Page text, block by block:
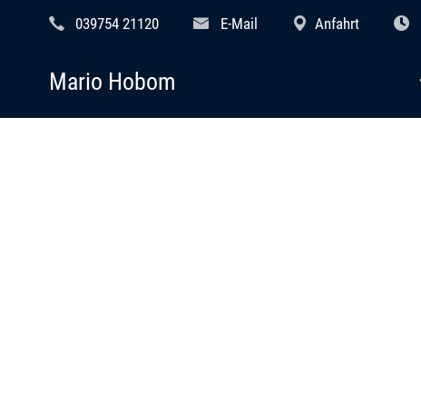
039754 21120 E-Mail Anfahrt
Mario Hobom